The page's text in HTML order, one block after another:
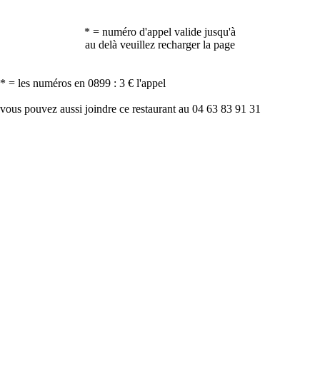
* = numéro d'appel valide jusqu'à
au delà veuillez recharger la page
* = les numéros en 0899 : 3 € l'appel
vous pouvez aussi joindre ce restaurant au 04 63 83 91 31